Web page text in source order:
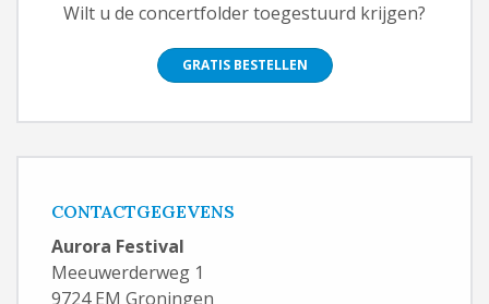
Wilt u de concertfolder toegestuurd krijgen?
GRATIS BESTELLEN
CONTACTGEGEVENS
Aurora Festival
Meeuwerderweg 1
9724 EM Groningen